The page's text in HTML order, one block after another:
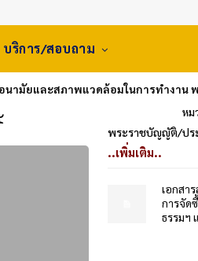
บริการ/สอบถาม
ามัยและสภาพแวดล้อมในการทํางาน
หม
พระราชบัญญัติ/ปร
..เพิ่มเติม..
เอกสา
การจัด
ธรรมฯ